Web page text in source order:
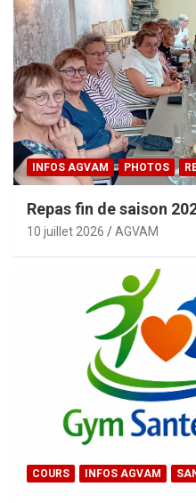
INFOS AGVAM PHOTOS
Repas fin de saison
10 juillet 2026 AGVAM
COURS INFOS AGVAM